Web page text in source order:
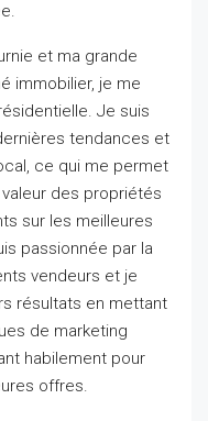
et ma grande
immobilier, je me
Je suis
tendances et
ce qui me permet
des propriétés
sur les meilleures
passionnée par la
vendeurs et je
résultats en mettant
de marketing
habilement pour
offres.